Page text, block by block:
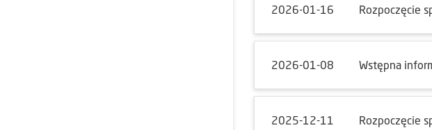
2026-01-16 Rozpoczęcie
2026-01-08 Wstępna
2025-12-11 Rozpoczęcie